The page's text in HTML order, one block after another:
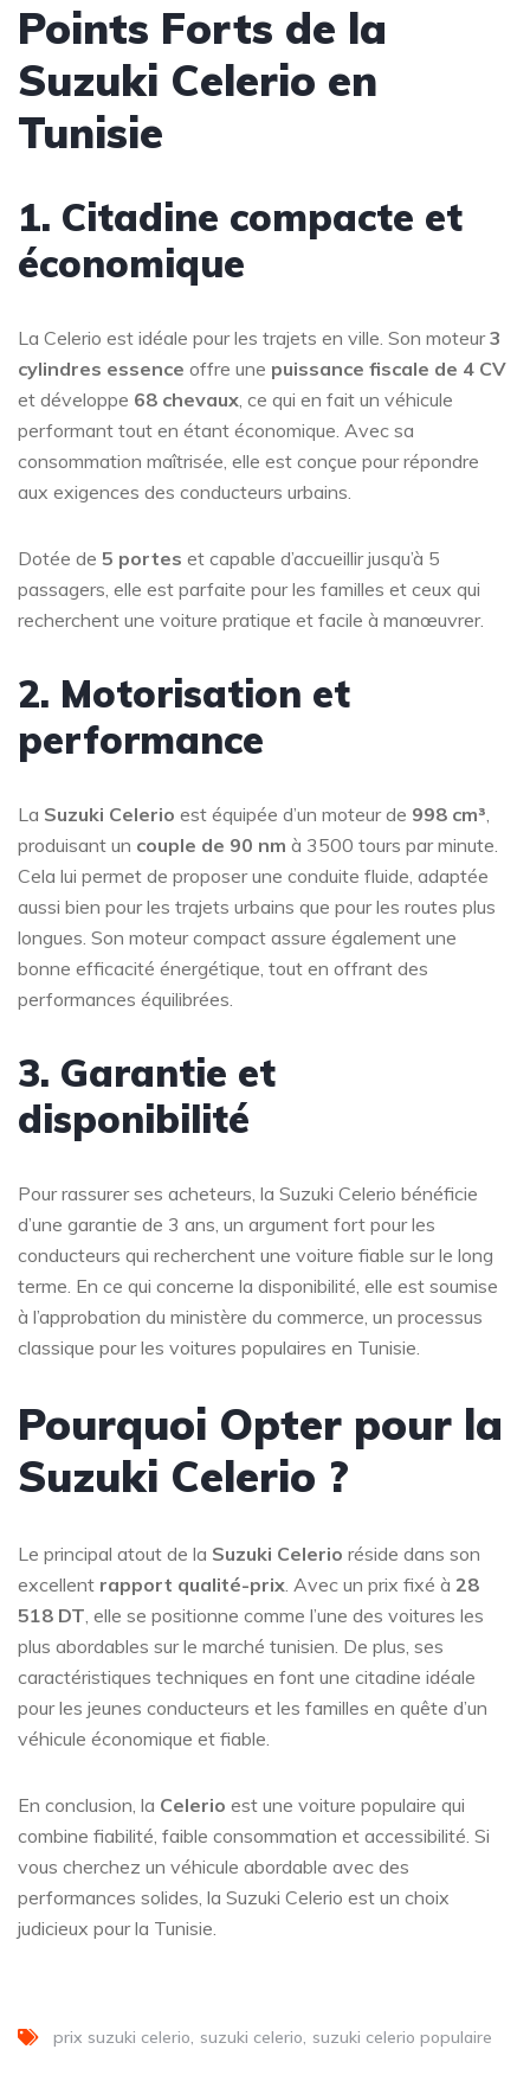
Points Forts de la
Suzuki Celerio en
Tunisie
1. Citadine compacte et
économique
La Celerio est idéale pour les trajets en ville. Son moteur3
cylindres essence offre une puissance fiscale de 4 CV
et développe 68 chevaux, ce qui en fait un véhicule
performant tout en étant économique. Avec sa
consommation maîtrisée, elle est conçue pour répondre
aux exigences des conducteurs urbains.
Dotée de 5 portes et capable d’accueillir jusqu’à 5
passagers, elle est parfaite pour les familles et ceux qui
recherchent une voiture pratique et facile à manœuvrer.
2. Motorisation et
performance
La Suzuki Celerio est équipée d’un moteur de 998 cm³,
produisant un couple de 90 nm à 3500 tours par minute.
Cela lui permet de proposer une conduite fluide, adaptée
aussi bien pour les trajets urbains que pour les routes plus
longues. Son moteur compact assure également une
bonne efficacité énergétique, tout en offrant des
performances équilibrées.
3. Garantie et
disponibilité
Pour rassurer ses acheteurs, la Suzuki Celerio bénéficie
d’une garantie de 3 ans, un argument fort pour les
conducteurs qui recherchent une voiture fiable sur le long
terme. En ce qui concerne la disponibilité, elle est soumise
à l’approbation du ministère du commerce, un processus
classique pour les voitures populaires en Tunisie.
Pourquoi Opter pour la
Suzuki Celerio ?
Le principal atout de la Suzuki Celerio réside dans son
excellent rapport qualité-prix. Avec un prix fixé à 28
518 DT, elle se positionne comme l’une des voitures les
plus abordables sur le marché tunisien. De plus, ses
caractéristiques techniques en font une citadine idéale
pour les jeunes conducteurs et les familles en quête d’un
véhicule économique et fiable.
En conclusion, la Celerio est une voiture populaire qui
combine fiabilité, faible consommation et accessibilité. Si
vous cherchez un véhicule abordable avec des
performances solides, la Suzuki Celerio est un choix
judicieux pour la Tunisie.
prix suzuki celerio suzuki celerio suzuki celerio populaire